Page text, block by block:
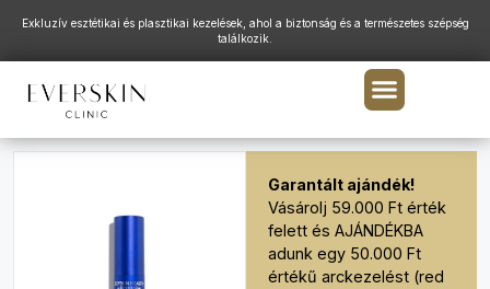
Exkluzív esztétikai és plasztikai kezelések, ahol a biztonság és a természetes szépség
találkozik.
Garantált ajándék!
Vásárolj 59.000 Ft érték
felett és AJÁNDÉKBA
adunk egy 50.000 Ft
értékű arckezelést (red